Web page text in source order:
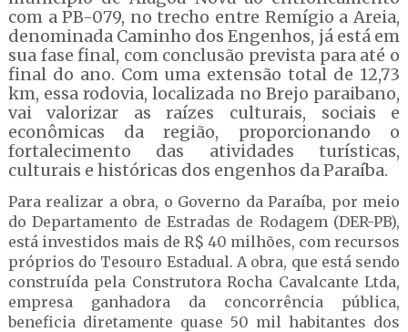
com a PB-079, no trecho entre Remígio a Areia,
denominada Caminho dos Engenhos, já está em
sua fase final, com conclusão prevista para até o
final do ano. Com uma extensão total de 12,73
km, essa rodovia, localizada no Brejo paraibano,
vai valorizar as raízes culturais, sociais e
econômicas da região, proporcionando o
fortalecimento das atividades turísticas,
culturais e históricas dos engenhos da Paraíba.
Para realizar a obra, o Governo da Paraíba, por meio
do Departamento de Estradas de Rodagem (DER-PB),
está investidos mais de R$ 40 milhões, com recursos
próprios do Tesouro Estadual. A obra, que está sendo
construída pela Construtora Rocha Cavalcante Ltda,
empresa ganhadora da concorrência pública,
beneficia diretamente quase 50 mil habitantes dos